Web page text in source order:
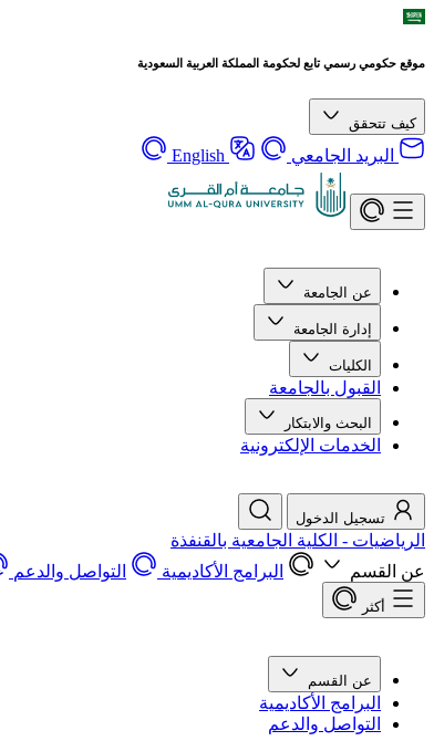
موقع حكومي رسمي تابع لحكومة المملكة العربية السعودية
كيف تتحقق
البريد الجامعي English
عن الجامعة
إدارة الجامعة
الكليات
القبول بالجامعة
البحث والابتكار
الخدمات الإلكترونية
تسجيل الدخول
الرياضيات - الكلية الجامعية بالقنفذة
عن القسم
البرامج الأكاديمية التواصل والدعم
أكثر
عن القسم
البرامج الأكاديمية
التواصل والدعم